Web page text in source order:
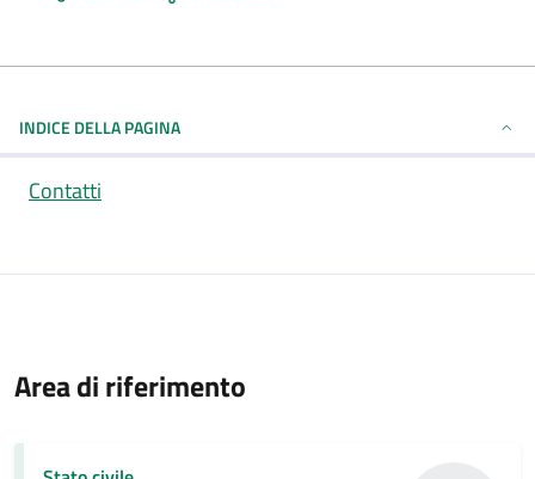
INDICE DELLA PAGINA
Contatti
Area di riferimento